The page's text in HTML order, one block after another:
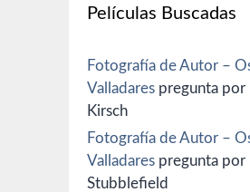
Películas Buscadas
Fotografía de Autor –
Valladares pregunta por
Kirsch
Fotografía de Autor –
Valladares pregunta por
Stubblefield